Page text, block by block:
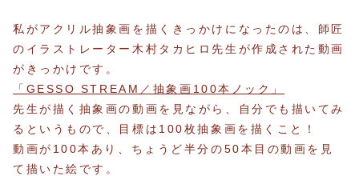
私がアクリル抽象画を描くきっかけになったのは、師匠
のイラストレーター木村タカヒロ先生が作成された動画
がきっかけです。
「GESSO STREAM／抽象画100本ノック」
先生が描く抽象画の動画を見ながら、自分でも描いてみ
るというもので、目標は100枚抽象画を描くこと！
動画が100本あり、ちょうど半分の50本目の動画を見
て描いた絵です。